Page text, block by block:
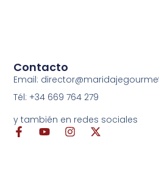
Contacto
Email:
Tél: +34 669 764 279
y también en redes sociales